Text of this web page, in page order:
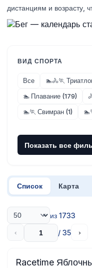
дистанциям и возрасту,
ВИД СПОРТА
Все 🏊🚴🏃
🏊 Плавание (179)
🏊🏃 Свимран (1)
Показать все
Список Карта
из 1733
‹ / 35 ›
Racetime